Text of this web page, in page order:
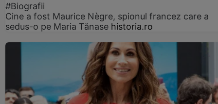
#Biografii
Cine a fost Maurice Nègre, spionul francez care a
sedus-o pe Maria Tănase historia.ro